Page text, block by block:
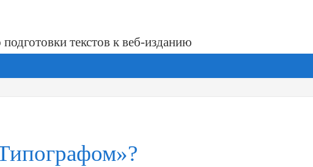
текстов к веб-изданию